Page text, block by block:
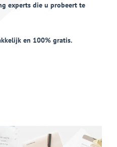
experts die u probeert te
en 100% gratis.